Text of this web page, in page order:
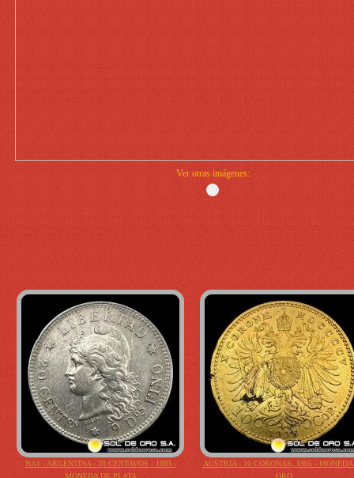
Ver otras imágenes:
NA1 - ARGENTINA - 20 CENTAVOS - 1883 -
MONEDA DE PLATA
AUSTRIA - 10 CORONAS, 1905 - MONEDA
ORO